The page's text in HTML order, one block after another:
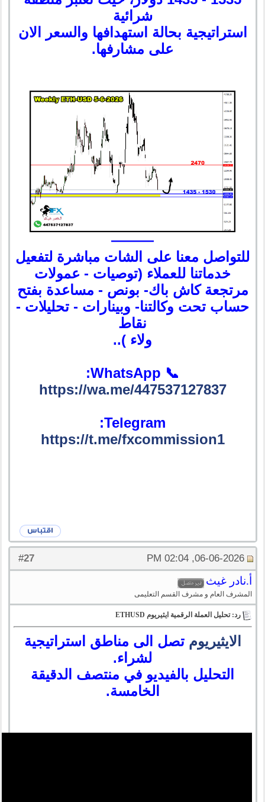
شرائية
استراتيجية بحالة استهدافها والسعر الان
على مشارفها.
———
للتواصل معنا على الشات مباشرة لتفعيل
خدماتنا للعملاء (توصيات - عمولات
مرتجعة كاش باك- بونص - مساعدة بفتح
حساب تحت وكالتنا- وبينارات - تحليلات -
نقاط
ولاء )..
📞 WhatsApp:
https://wa.me/447537127837
Telegram:
https://t.me/fxcommission1
#
27 06-06-2026, 02:04 PM
أ.نادر غيث
المشرف العام و مشرف القسم التعليمى
رد: تحليل العملة الرقمية ايثيريوم ETHUSD
الايثيريوم تصل الى مناطق استراتيجية
لشراء.
التحليل بالفيديو في منتصف الدقيقة
الخامسة.